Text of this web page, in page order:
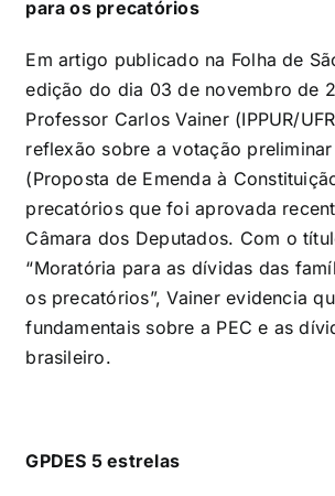
para os precatórios
Em artigo publicado na Folha de
edição do dia 03 de novembro de
Professor Carlos Vainer (IPPUR/
reflexão sobre a votação preliminar
(Proposta de Emenda à
precatórios que foi aprovada
Câmara dos Deputados. Com o
“Moratória para as dívidas das
os precatórios”, Vainer evidencia
fundamentais sobre a PEC e as
brasileiro.
GPDES 5 estrelas